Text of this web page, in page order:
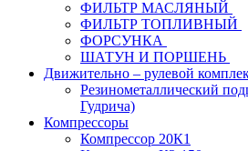
ФИЛЬТР МАСЛЯНЫЙ
ФИЛЬТР ТОПЛИВНЫЙ
ФОРСУНКА
ШАТУН И ПОРШЕНЬ
Движительно – рулевой
Резинометаллический
Гудрича)
Компрессоры
Компрессор 20К1